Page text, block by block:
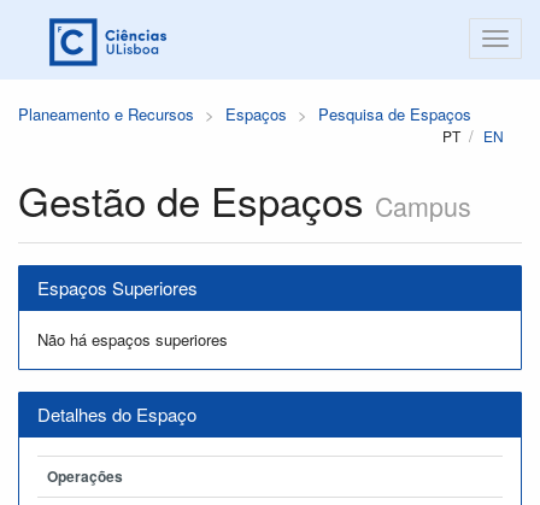
Planeamento e Recursos Espaços Pesquisa de Espaços
PT EN
Gestão de Espaços Campus
Espaços Superiores
Não há espaços superiores
Detalhes do Espaço
Operações